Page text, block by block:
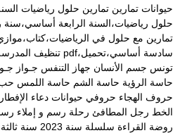
حيوانات تمارين تمارين حلول رياضيات
حلول رياضيات،السنة الرابعة أساسي،سنة
تمارين مع حلول في
سادسة أساسي،تحميل،pdf
تنظيف
تونس جسم الأنسان جهاز التنفس جـواز
حاسة الرؤية حاسة الشم حاسة اللمس
حروف الهجاء حروفي حيوانات دعاء الإفطار
الخط رجل المطافئ رحلة رسم و إملاء
روضة القراءة سلسلة سنة 2023 سنة ثالثة